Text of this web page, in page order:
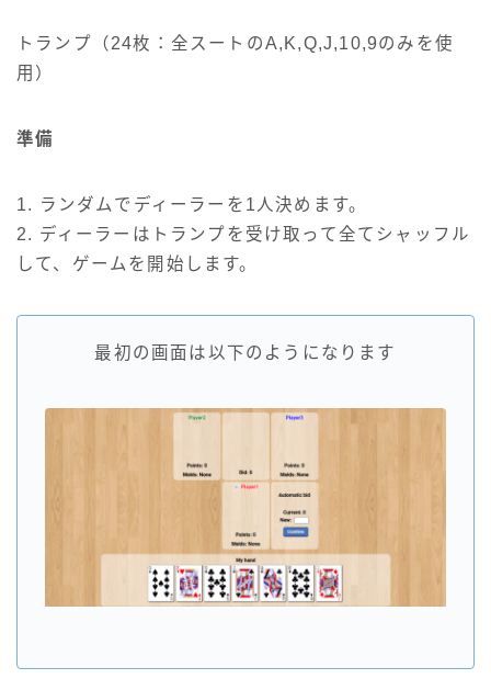
トランプ（24枚：全スートのA,K,Q,J,10,9のみを使
用）
準備
1. ランダムでディーラーを1人決めます。
2. ディーラーはトランプを受け取って全てシャッフル
して、ゲームを開始します。
最初の画面は以下のようになります